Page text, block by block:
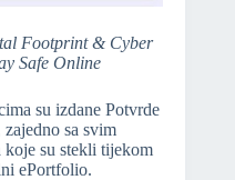
Footprint & Cyber
Safe Online
su izdane Potvrde
sa svim
koje su stekli tijekom
ePortfolio.